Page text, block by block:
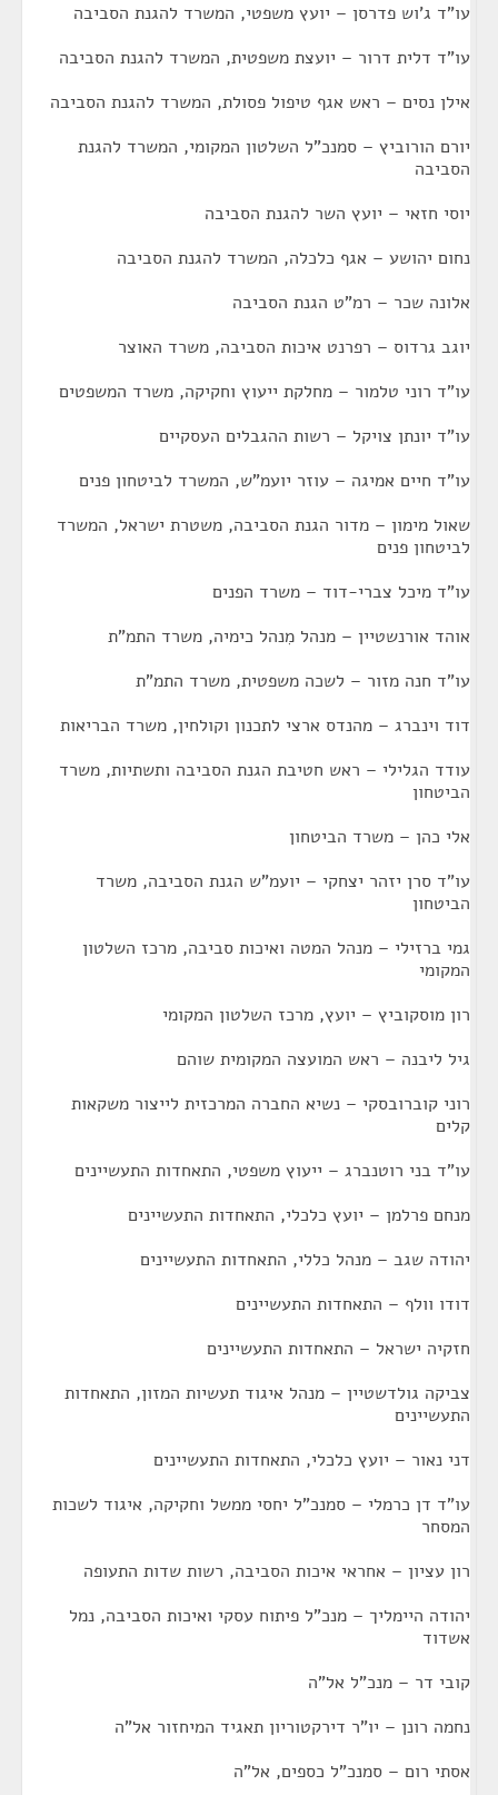
עו"ד ג'וש פדרסן – יועץ משפטי, המשרד להגנת הסביבה
עו"ד דלית דרור – יועצת משפטית, המשרד להגנת הסביבה
אילן נסים – ראש אגף טיפול פסולת, המשרד להגנת הסביבה
יורם הורוביץ – סמנכ"ל השלטון המקומי, המשרד להגנת
הסביבה
יוסי חזאי – יועץ השר להגנת הסביבה
נחום יהושע – אגף כלכלה, המשרד להגנת הסביבה
אלונה שכר – רמ"ט הגנת הסביבה
יוגב גרדוס – רפרנט איכות הסביבה, משרד האוצר
עו"ד רוני טלמור – מחלקת ייעוץ וחקיקה, משרד המשפטים
עו"ד יונתן צויקל – רשות ההגבלים העסקיים
עו"ד חיים אמיגה – עוזר יועמ"ש, המשרד לביטחון פנים
שאול מימון – מדור הגנת הסביבה, משטרת ישראל, המשרד
לביטחון פנים
עו"ד מיכל צברי-דוד – משרד הפנים
אוהד אורנשטיין – מנהל מִנהל כימיה, משרד התמ"ת
עו"ד חנה מזור – לשכה משפטית, משרד התמ"ת
דוד וינברג – מהנדס ארצי לתכנון וקולחין, משרד הבריאות
עודד הגלילי – ראש חטיבת הגנת הסביבה ותשתיות, משרד
הביטחון
אלי כהן – משרד הביטחון
עו"ד סרן יזהר יצחקי – יועמ"ש הגנת הסביבה, משרד
הביטחון
גמי ברזילי – מנהל המטה ואיכות סביבה, מרכז השלטון
המקומי
רון מוסקוביץ – יועץ, מרכז השלטון המקומי
גיל ליבנה – ראש המועצה המקומית שוהם
רוני קוברובסקי – נשיא החברה המרכזית לייצור משקאות
קלים
עו"ד בני רוטנברג – ייעוץ משפטי, התאחדות התעשיינים
מנחם פרלמן – יועץ כלכלי, התאחדות התעשיינים
יהודה שגב – מנהל כללי, התאחדות התעשיינים
דודו וולף – התאחדות התעשיינים
חזקיה ישראל – התאחדות התעשיינים
צביקה גולדשטיין – מנהל איגוד תעשיות המזון, התאחדות
התעשיינים
דני נאור – יועץ כלכלי, התאחדות התעשיינים
עו"ד דן כרמלי – סמנכ"ל יחסי ממשל וחקיקה, איגוד לשכות
המסחר
רון עציון – אחראי איכות הסביבה, רשות שדות התעופה
יהודה היימליך – מנכ"ל פיתוח עסקי ואיכות הסביבה, נמל
אשדוד
קובי דר – מנכ"ל אל"ה
נחמה רונן – יו"ר דירקטוריון תאגיד המיחזור אל"ה
אסתי רום – סמנכ"ל כספים, אל"ה